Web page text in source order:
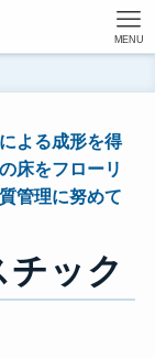
MENU
よる成形を得
床をフローリ
管理に努めて
ック